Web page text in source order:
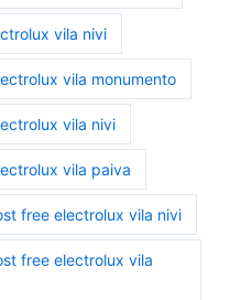
vila nivi
vila monumento
vila nivi
vila paiva
free electrolux vila nivi
free electrolux vila